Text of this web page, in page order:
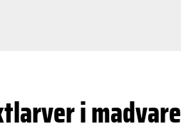
i madvare